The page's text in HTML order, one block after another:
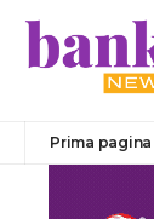
Prima pagina